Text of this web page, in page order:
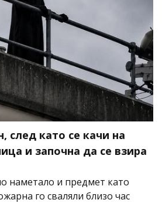
след като се качи на
и започна да се взира
наметало и предмет като
го сваляли близо час